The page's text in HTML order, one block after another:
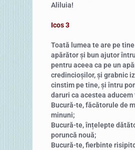
Aliluia!
Icos 3
Toată lumea te are pe
apărător și bun ajutor
pentru aceea ca pe un
credincioșilor, și grabnic
cinstim pe tine, și întru
daruri ca acestea aducem
Bucură-te, făcătorule de
minuni;
Bucură-te, înțelepte
poruncă nouă;
Bucură-te, fierbinte